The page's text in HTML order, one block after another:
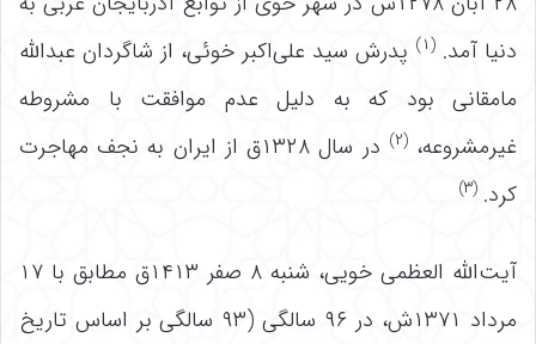
دنیا آمد. (۱)
پدرش سید علی‌اکبر خوئی، از شاگردان عبدالله
مامقانی بود که به دلیل عدم موافقت با مشروطه
غیرمشروعه،(۲)
در سال ۱۳۲۸ق از ایران به نجف مهاجرت
کرد. (۳)
آیت‌الله العظمی خویی، شنبه ۸ صفر ۱۴۱۳ق مطابق با ۱۷
مرداد ۱۳۷۱ش، در ۹۶ سالگی (۹۳ سالگی بر اساس تاریخ